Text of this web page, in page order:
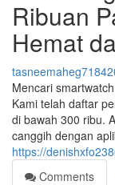
Ribuan
Hemat
Mencari
Kami telah daftar
di bawah 300 ribu.
canggih dengan
https://
Comments